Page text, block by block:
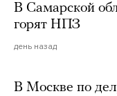
В Самарской
горят НПЗ
день назад
В Москве по